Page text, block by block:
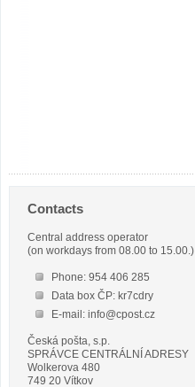
Contacts
Central address operator
(on workdays from 08.00 to 15.00.)
Phone: 954 406 285
Data box ČP: kr7cdry
E-mail: info@cpost.cz
Česká pošta, s.p.
SPRÁVCE CENTRÁLNÍ ADRESY
Wolkerova 480
749 20 Vítkov